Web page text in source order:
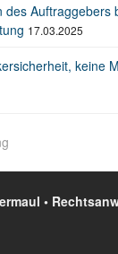
des Auftraggebers
17.03.2025
keine
•